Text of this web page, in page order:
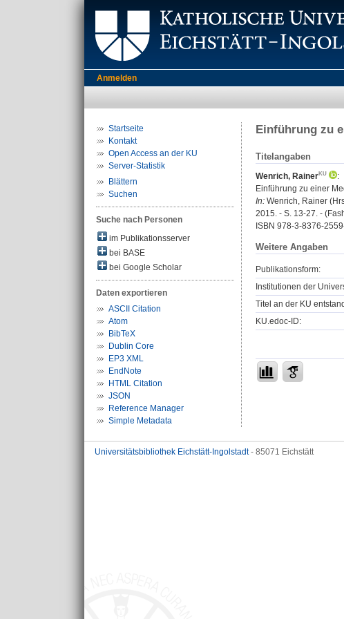
Anmelden
Startseite
Kontakt
Open Access an der KU
Server-Statistik
Blättern
Suchen
Suche nach Personen
im Publikationsserver
bei BASE
bei Google Scholar
Daten exportieren
ASCII Citation
Atom
BibTeX
Dublin Core
EP3 XML
EndNote
HTML Citation
JSON
Reference Manager
Simple Metadata
Einführung zu
Titelangaben
Wenrich, Rainer
:
Einführung zu einer
In: Wenrich, Rainer
2015. - S. 13-27. -
ISBN 978-3-8376-
Weitere Angaben
Publikationsform:
Institutionen der
Titel an der KU
KU.edoc-ID:
Universitätsbibliothek Eichstätt-Ingolstadt- 85071 Eichstätt